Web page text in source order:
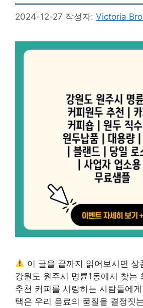
2024-12-27 작성자: Victoria
이 글을 끝까지 읽어보시면 상
강원도 원주시 명륜1동에서 찾는
추천 커피를 사랑하는 사람들에
택은 우리 음료의 품질을 결정짓